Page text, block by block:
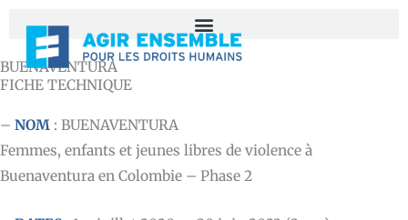
contenu
BUENAVENTURA
FICHE TECHNIQUE
– NOM : BUENAVENTURA
Femmes, enfants et jeunes libres de violence à
Buenaventura en Colombie – Phase 2